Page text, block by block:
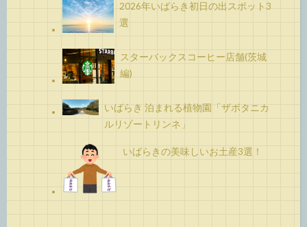
2026年いばらき初日の出スポット3
選
スターバックスコーヒー店舗(茨城
編)
いばらき 泊まれる植物園「ザボタニカ
ルリゾートリンネ」
いばらきの美味しいお土産3選！